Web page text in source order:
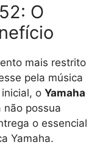
O
mais restrito
pela música
o Yamaha
não possua
o essencial
Yamaha.